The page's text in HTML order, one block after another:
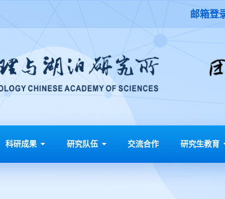
邮箱登
科研成果 研究队伍 交流合作 研究生教育